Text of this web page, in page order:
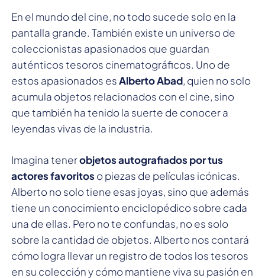
En el mundo del cine, no todo sucede solo en la
pantalla grande. También existe un universo de
coleccionistas apasionados que guardan
auténticos tesoros cinematográficos. Uno de
estos apasionados esAlberto Abad, quien no solo
acumula objetos relacionados con el cine, sino
que también ha tenido la suerte de conocer a
leyendas vivas de la industria.
Imagina tenerobjetos autografiados por tus
actores favoritos o piezas de películas icónicas.
Alberto no solo tiene esas joyas, sino que además
tiene un conocimiento enciclopédico sobre cada
una de ellas. Pero no te confundas, no es solo
sobre la cantidad de objetos. Alberto nos contará
cómo logra llevar un registro de todos los tesoros
en su colección y cómo mantiene viva su pasión en